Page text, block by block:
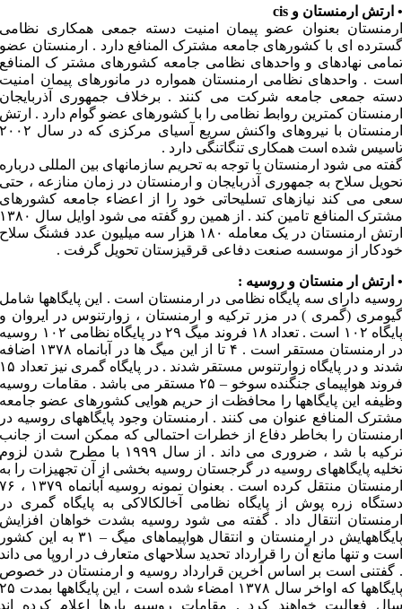
• ارتش ارمنستان و cis
ارمنستان بعنوان عضو پیمان امنیت دسته جمعی همکاری نظامی
گسترده ای با کشورهای جامعه مشترک المنافع دارد . ارمنستان عضو
تمامی نهادهای و واحدهای نظامی جامعه کشورهای مشتر ک المنافع
است . واحدهای نظامی ارمنستان همواره در مانورهای پیمان امنیت
دسته جمعی جامعه شرکت می کنند . برخلاف جمهوری آذربایجان
ارمنستان کمترین روابط نظامی را با کشورهای عضو گوام دارد . ارتش
ارمنستان با نیروهای واکنش سریع آسیای مرکزی که در سال ۲۰۰۲
تاسیس شده است همکاری تنگاتنگی دارد .
گفته می شود ارمنستان با توجه به تحریم سازمانهای بین المللی درباره
تحویل سلاح به جمهوری آذربایجان و ارمنستان در زمان منازعه ، حتی
سعی می کند نیازهای تسلیحاتی خود را از اعضاء جامعه کشورهای
مشترک المنافع تامین کند . از همین رو گفته می شود اوایل سال ۱۳۸۰
ارتش ارمنستان در یک معامله ۱۸۰ هزار سه میلیون عدد فشنگ سلاح
خودکار از موسسه صنعت دفاعی قرقیزستان تحویل گرفت .
• ارتش ار منستان و روسیه :
روسیه دارای سه پایگاه نظامی در ارمنستان است . این پایگاهها شامل
گیومری (گمری ) در مزر ترکیه و ارمنستان ، زوارتنوس در ایروان و
پایگاه ۱۰۲ است . تعداد ۱۸ فروند میگ ۲۹ در پایگاه نظامی ۱۰۲ روسیه
در ارمنستان مستقر است . ۴ تا از این میگ ها در آبانماه ۱۳۷۸ اضافه
شدند و در پایگاه زوارتنوس مستقر شدند . در پایگاه گمری نیز تعداد ۱۵
فروند هواپیمای جنگنده سوخو – ۲۵ مستقر می باشد . مقامات روسیه
وظیفه این پایگاهها را محافظت از حریم هوایی کشورهای عضو جامعه
مشترک المنافع عنوان می کنند . ارمنستان وجود پایگاههای روسیه در
ارمنستان را بخاطر دفاع از خطرات احتمالی که ممکن است از جانب
ترکیه با شد ، ضروری می داند . از سال ۱۹۹۹ با مطرح شدن لزوم
تخلیه پایگاههای روسیه در گرجستان روسیه بخشی از آن تجهیزات را به
ارمنستان منتقل کرده است . بعنوان نمونه روسیه آبانماه ۱۳۷۹ ، ۷۶
دستگاه زره پوش از پایگاه نظامی آخالکالاکی به پایگاه گمری در
ارمنستان انتقال داد . گفته می شود روسیه بشدت خواهان افزایش
پایگاههایش در ارمنستان و انتقال هواپیماهای میگ – ۳۱ به این کشور
است و تنها مانع آن را قرارداد تحدید سلاحهای متعارف در اروپا می داند
. گفتنی است بر اساس آخرین قرارداد روسیه و ارمنستان در خصوص
پایگاهها که اواخر سال ۱۳۷۸ امضاء شده است ، این پایگاهها بمدت ۲۵
سال فعالیت خواهند کرد . مقامات روسیه بارها اعلام کرده اند